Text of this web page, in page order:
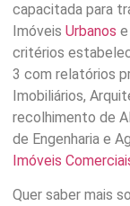
capacitada para
Imóveis Urbanos e
critérios
3 com relatórios
Imobiliários,
recolhimento de
de Engenharia e
Imóveis
Quer saber mais